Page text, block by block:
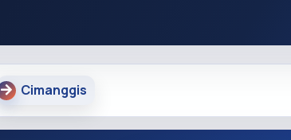
Cimanggis